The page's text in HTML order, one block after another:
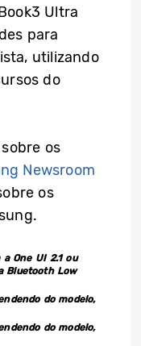
Ultra
para
utilizando
do
os
Newsroom
os
One UI 2.1 ou
Bluetooth Low
do modelo,
do modelo,